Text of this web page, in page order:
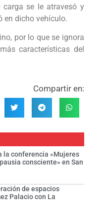
se le atravesó y
en dicho vehículo.
por lo que se ignora
características del
Compartir en:
la conferencia «Mujeres
consciente» en San
de espacios
Palacio con La